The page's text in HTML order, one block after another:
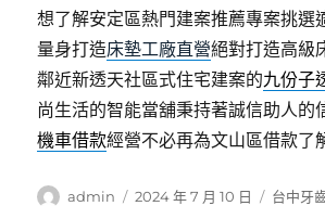
想了解安定區熱門建案推薦專案挑選
量身打造床墊工廠直營絕對打造高級
鄰近新透天社區式住宅建案的九份子
尚生活的智能當舖秉持著誠信助人的
機車借款經營不必再為文山區借款了
作
admin
發
2024 年 7 月 10 日
分
台中牙